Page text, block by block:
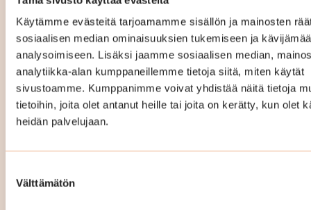
Käytämme evästeitä tarjoamamme sisällön ja mainosten
sosiaalisen median ominaisuuksien tukemiseen ja
analysoimiseen. Lisäksi jaamme sosiaalisen median,
analytiikka-alan kumppaneillemme tietoja siitä, miten käytät
sivustoamme. Kumppanimme voivat yhdistää näitä tietoja
tietoihin, joita olet antanut heille tai joita on kerätty, kun olet
heidän palvelujaan.
valinta
Välttämätön
riippuen mm. siivottavan kohteen pinta-alasta,
siivouskertojen määrästä ja millainen
palvelukokonaisuus teille räätälöidään. Hintaan
sisältyy kaikki tarvittavat siivousvälineet ja -
aineet.
Räätälöimme täysin teidän tarpeitanne ja
määräytyy sitten sen mukaan. Hintamme ovat